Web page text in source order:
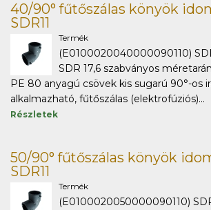
40/90° fűtőszálas könyök
SDR11
Termék
(E0100020040000090110)
SDR 17,6 szabványos
PE 80 anyagú csövek kis sugarú 90°-os
alkalmazható, fűtőszálas (elektrofúziós)...
Részletek
50/90° fűtőszálas könyök
SDR11
Termék
(E0100020050000090110)